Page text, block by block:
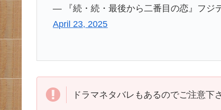
— 『続・続・最後から二番目の恋』フジ
April 23, 2025
ドラマネタバレもあるのでご注意下